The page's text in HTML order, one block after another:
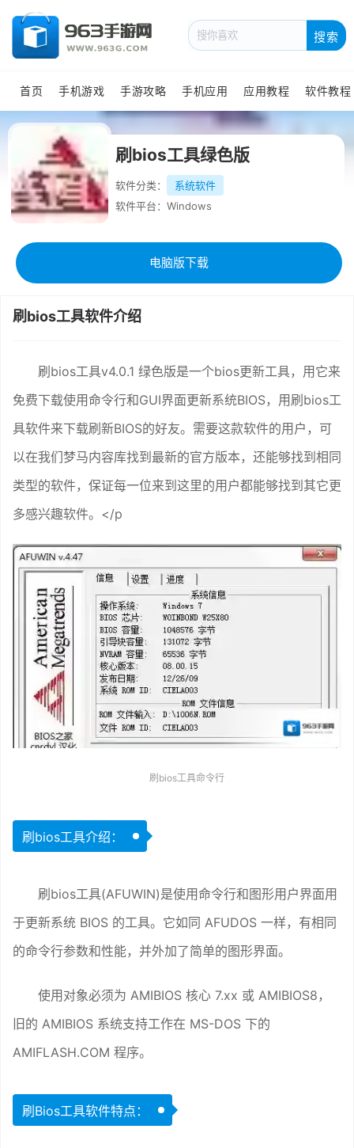
搜索
首页 手机游戏 手游攻略 手机应用 应用教程 软件教程
刷bios工具绿色版
软件分类：
系统软件
软件平台：Windows
电脑版下载
刷bios工具软件介绍
刷bios工具v4.0.1 绿色版是一个bios更新工具，用它来
免费下载使用命令行和GUI界面更新系统BIOS，用刷bios工
具软件来下载刷新BIOS的好友。需要这款软件的用户，可
以在我们梦马内容库找到最新的官方版本，还能够找到相同
类型的软件，保证每一位来到这里的用户都能够找到其它更
多感兴趣软件。</p
刷bios工具命令行
刷bios工具介绍：
刷bios工具(AFUWIN)是使用命令行和图形用户界面用
于更新系统 BIOS 的工具。它如同 AFUDOS 一样，有相同
的命令行参数和性能，并外加了简单的图形界面。
使用对象必须为 AMIBIOS 核心 7.xx 或 AMIBIOS8，
旧的 AMIBIOS 系统支持工作在 MS-DOS 下的
AMIFLASH.COM 程序。
刷Bios工具软件特点：